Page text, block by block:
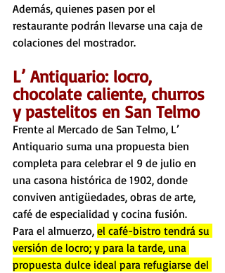
Además, quienes pasen por el
restaurante podrán llevarse una caja de
colaciones del mostrador.
L’ Antiquario: locro,
chocolate caliente, churros
y pastelitos en San Telmo
Frente al Mercado de San Telmo, L’
Antiquario suma una propuesta bien
completa para celebrar el 9 de julio en
una casona histórica de 1902, donde
conviven antigüedades, obras de arte,
café de especialidad y cocina fusión.
Para el almuerzo, el café-bistro tendrá su
versión de locro; y para la tarde, una
propuesta dulce ideal para refugiarse del